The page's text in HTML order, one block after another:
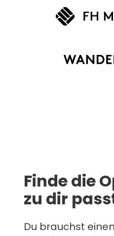
Finde die
zu dir
Du brauchst einen